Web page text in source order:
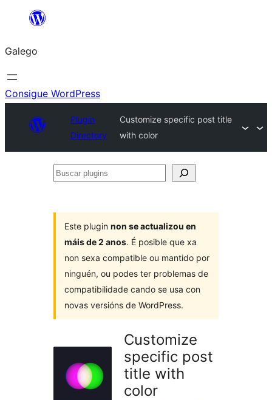
Saltar
contido
Galego
Consigue WordPress
Plugin
Directory
Customize specific post title
with color
Buscar
Este plugin non se actualizou en
máis de 2 anos. É posible que xa
non sexa compatible ou mantido por
ninguén, ou podes ter problemas de
compatibilidade cando se usa con
novas versións de WordPress.
Customize
specific post
title with
color